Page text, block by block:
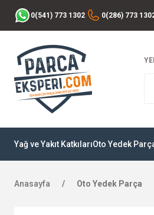
0(541) 773 1302 0(286) 773
Yağ ve Yakıt KatkılarıOto Yedek
Anasayfa Oto Yedek Parça